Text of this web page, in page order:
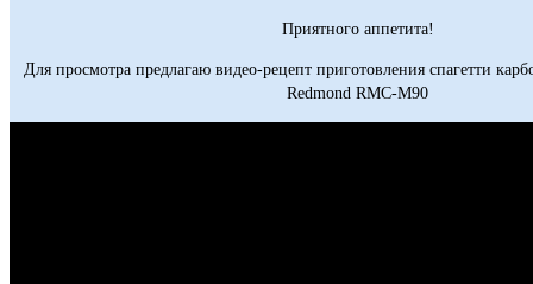
Приятного аппетита!
Для просмотра предлагаю видео-рецепт приготовления спагетти
Redmond RMC-M90